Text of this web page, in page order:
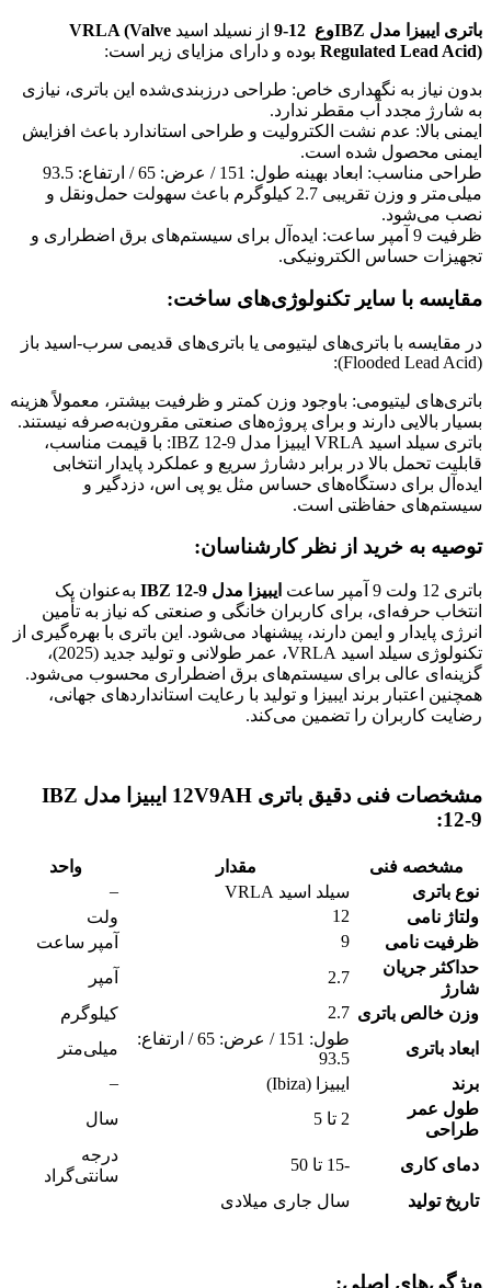
باتری ایبیزا مدل IBZوع 12-9 از نسیلد اسید VRLA (Valve
Regulated Lead Acid) بوده و دارای مزایای زیر است:
بدون نیاز به نگهداری خاص: طراحی درزبندی‌شده این باتری، نیازی
به شارژ مجدد آب مقطر ندارد.
ایمنی بالا: عدم نشت الکترولیت و طراحی استاندارد باعث افزایش
ایمنی محصول شده است.
طراحی مناسب: ابعاد بهینه طول: 151 / عرض: 65 / ارتفاع: 93.5
میلی‌متر و وزن تقریبی 2.7 کیلوگرم باعث سهولت حمل‌ونقل و
نصب می‌شود.
ظرفیت 9 آمپر ساعت: ایده‌آل برای سیستم‌های برق اضطراری و
تجهیزات حساس الکترونیکی.
مقایسه با سایر تکنولوژی‌های ساخت:
در مقایسه با باتری‌های لیتیومی یا باتری‌های قدیمی سرب-اسید باز
(Flooded Lead Acid):
باتری‌های لیتیومی: باوجود وزن کمتر و ظرفیت بیشتر، معمولاً هزینه
بسیار بالایی دارند و برای پروژه‌های صنعتی مقرون‌به‌صرفه نیستند.
باتری سیلد اسید VRLA ایبیزا مدل IBZ 12-9: با قیمت مناسب،
قابلیت تحمل بالا در برابر دشارژ سریع و عملکرد پایدار انتخابی
ایده‌آل برای دستگاه‌های حساس مثل یو پی اس، دزدگیر و
سیستم‌های حفاظتی است.
توصیه به خرید از نظر کارشناسان:
باتری 12 ولت 9 آمپر ساعت ایبیزا مدل IBZ 12-9
به‌عنوان یک
انتخاب حرفه‌ای، برای کاربران خانگی و صنعتی که نیاز به تأمین
انرژی پایدار و ایمن دارند، پیشنهاد می‌شود. این باتری با بهره‌گیری از
تکنولوژی سیلد اسید VRLA، عمر طولانی و تولید جدید (2025)،
گزینه‌ای عالی برای سیستم‌های برق اضطراری محسوب می‌شود.
همچنین اعتبار برند ایبیزا و تولید با رعایت استانداردهای جهانی،
رضایت کاربران را تضمین می‌کند.
مشخصات فنی دقیق باتری 12V9AH ایبیزا مدل IBZ
12-9:
مشخصه فنی مقدار
واحد
نوع باتری
سیلد اسید VRLA
–
ولتاژ نامی
12
ولت
ظرفیت نامی
9
آمپر ساعت
حداکثر جریان
شارژ
2.7
آمپر
وزن خالص باتری 2.7
کیلوگرم
ابعاد باتری
طول: 151 / عرض: 65 / ارتفاع:
93.5
میلی‌متر
برند
ایبیزا (Ibiza)
–
طول عمر
طراحی
2 تا 5 سال
دمای کاری -15 تا 50
درجه
سانتی‌گراد
تاریخ تولید
سال جاری میلادی
ویژگی‌های اصلی: